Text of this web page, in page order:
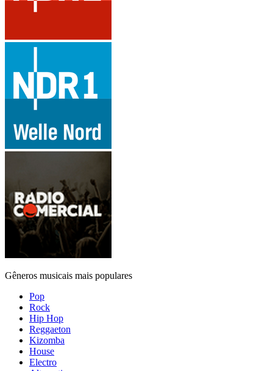
Gêneros musicais mais populares
Pop
Rock
Hip Hop
Reggaeton
Kizomba
House
Electro